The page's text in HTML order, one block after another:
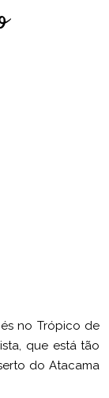
no Trópico de
que está tão
do Atacama